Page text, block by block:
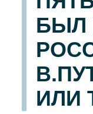
БЫЛ
ИЛИ